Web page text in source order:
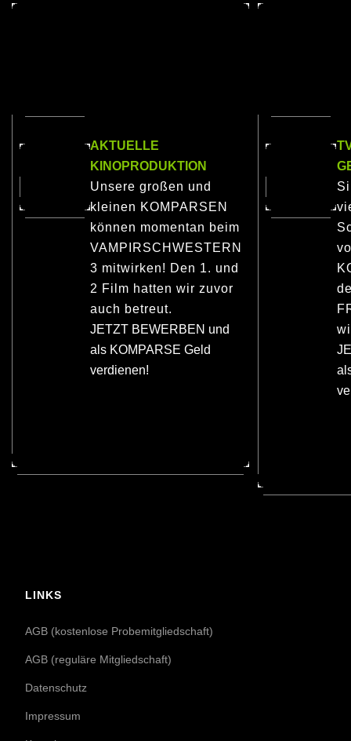
AKTUELLE
KINOPRODUKTION
Unsere großen und
kleinen KOMPARSEN
können momentan beim
VAMPIRSCHWESTERN
3 mitwirken! Den 1. und
2 Film hatten wir zuvor
auch betreut.
JETZT BEWERBEN und
als KOMPARSE Geld
verdienen!
LINKS
AGB (kostenlose Probemitgliedschaft)
AGB (reguläre Mitgliedschaft)
Datenschutz
Impressum